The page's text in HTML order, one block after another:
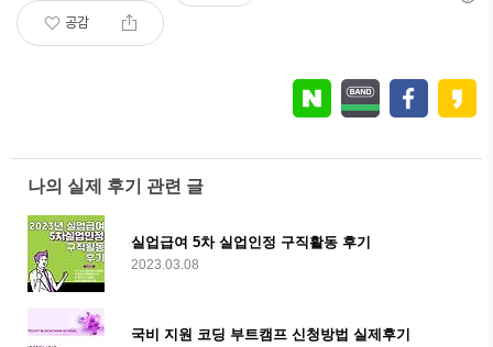
공감
나의 실제 후기 관련 글
실업급여 5차 실업인정 구직활동 후기
2023.03.08
국비 지원 코딩 부트캠프 신청방법 실제후기